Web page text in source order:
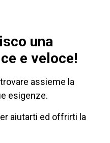
una
e veloce!
assieme la
esigenze.
aiutarti ed offrirti la